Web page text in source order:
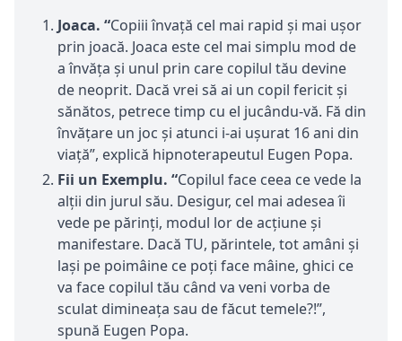
Joaca. “Copiii învață cel mai rapid și mai ușor
prin joacă. Joaca este cel mai simplu mod de
a învăța și unul prin care copilul tău devine
de neoprit. Dacă vrei să ai un copil fericit și
sănătos, petrece timp cu el jucându-vă. Fă din
învățare un joc și atunci i-ai ușurat 16 ani din
viață”, explică hipnoterapeutul Eugen Popa.
Fii un Exemplu. “Copilul face ceea ce vede la
alții din jurul său. Desigur, cel mai adesea îi
vede pe părinți, modul lor de acțiune și
manifestare. Dacă TU, părintele, tot amâni și
lași pe poimâine ce poți face mâine, ghici ce
va face copilul tău când va veni vorba de
sculat dimineața sau de făcut temele?!”,
spună Eugen Popa.